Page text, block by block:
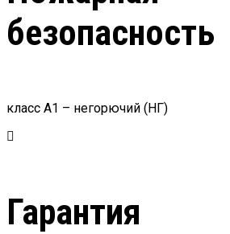
безопасность
класс А1 – негорючий (НГ)
Гарантия